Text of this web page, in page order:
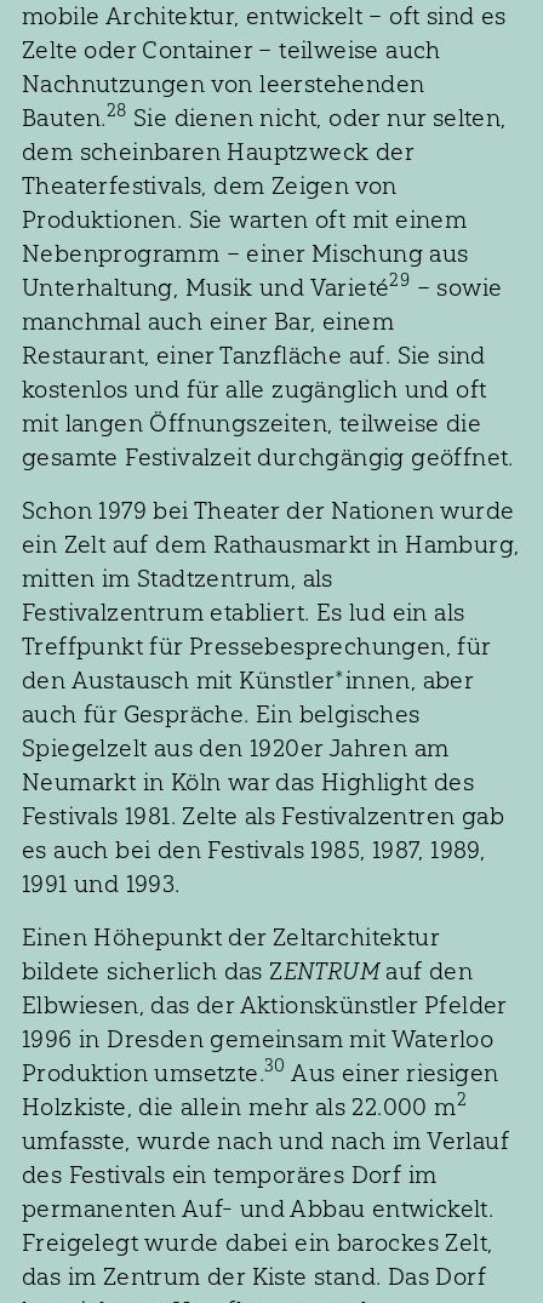
mobile Architektur, entwickelt – oft sind es
Zelte oder Container – teilweise auch
Nachnutzungen von leerstehenden
Bauten.28 Sie dienen nicht, oder nur selten,
dem scheinbaren Hauptzweck der
Theaterfestivals, dem Zeigen von
Produktionen. Sie warten oft mit einem
Nebenprogramm – einer Mischung aus
Unterhaltung, Musik und Varieté29 – sowie
manchmal auch einer Bar, einem
Restaurant, einer Tanzfläche auf. Sie sind
kostenlos und für alle zugänglich und oft
mit langen Öffnungszeiten, teilweise die
gesamte Festivalzeit durchgängig geöffnet.
Schon 1979 bei Theater der Nationen wurde
ein Zelt auf dem Rathausmarkt in Hamburg,
mitten im Stadtzentrum, als
Festivalzentrum etabliert. Es lud ein als
Treffpunkt für Pressebesprechungen, für
den Austausch mit Künstler*innen, aber
auch für Gespräche. Ein belgisches
Spiegelzelt aus den 1920er Jahren am
Neumarkt in Köln war das Highlight des
Festivals 1981. Zelte als Festivalzentren gab
es auch bei den Festivals 1985, 1987, 1989,
1991 und 1993.
Einen Höhepunkt der Zeltarchitektur
bildete sicherlich das ZENTRUMauf den
Elbwiesen, das der Aktionskünstler Pfelder
1996 in Dresden gemeinsam mit Waterloo
Produktion umsetzte.30 Aus einer riesigen
Holzkiste, die allein mehr als 22.000 m2
umfasste, wurde nach und nach im Verlauf
des Festivals ein temporäres Dorf im
permanenten Auf- und Abbau entwickelt.
Freigelegt wurde dabei ein barockes Zelt,
das im Zentrum der Kiste stand. Das Dorf